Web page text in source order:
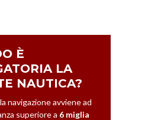
È
LA
NAUTICA?
navigazione avviene ad
superiore a 6 miglia